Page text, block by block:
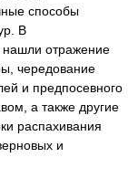
способы
В
нашли отражение
чередование
и предпосевного
а также другие
распахивания
и